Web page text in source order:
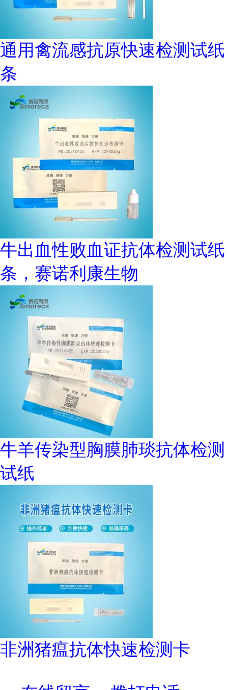
通用禽流感抗原快速检测试纸
条
牛出血性败血证抗体检测试纸
条，赛诺利康生物
牛羊传染型胸膜肺琰抗体检测
试纸
非洲猪瘟抗体快速检测卡